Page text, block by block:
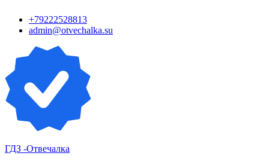
контенту
+79222528813
admin@otvechalka.su
ГДЗ -Отвечалка